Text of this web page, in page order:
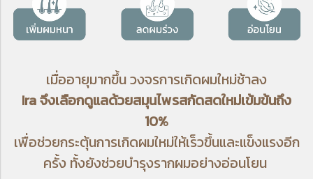
เมื่ออายุมากขึ้น วงจรการเกิดผมใหม่ช้าลง
Ira จึงเลือกดูแลด้วยสมุนไพรสกัดสดใหม่เข้มข้นถึง
10%
เพื่อช่วยกระตุ้นการเกิดผมใหม่ให้เร็วขึ้นและแข็งแรงอีก
ครั้ง ทั้งยังช่วยบำรุงรากผมอย่างอ่อนโยน